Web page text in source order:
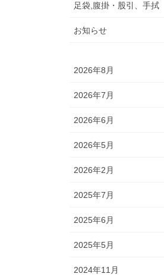
足袋,腹掛・股引、手拭
お知らせ
2026年8月
2026年7月
2026年6月
2026年5月
2026年2月
2025年7月
2025年6月
2025年5月
2024年11月